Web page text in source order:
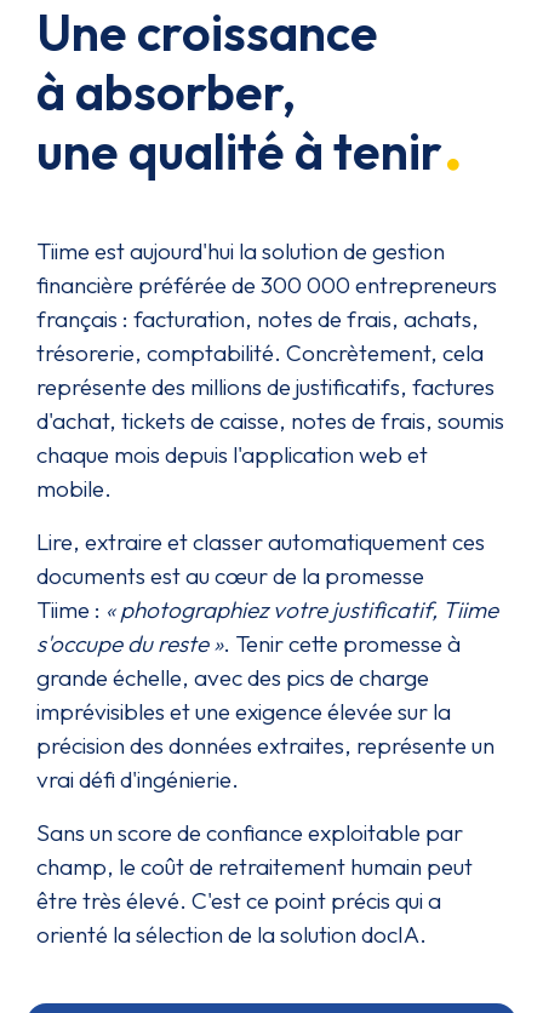
Une croissance
à absorber,
une qualité à tenir
Tiime est aujourd'hui la solution de gestion
financière préférée de 300 000 entrepreneurs
français : facturation, notes de frais, achats,
trésorerie, comptabilité. Concrètement, cela
représente des millions de justificatifs, factures
d'achat, tickets de caisse, notes de frais, soumis
chaque mois depuis l'application web et
mobile.
Lire, extraire et classer automatiquement ces
documents est au cœur de la promesse
Tiime : « photographiez votre justificatif, Tiime
s'occupe du reste ». Tenir cette promesse à
grande échelle, avec des pics de charge
imprévisibles et une exigence élevée sur la
précision des données extraites, représente un
vrai défi d'ingénierie.
Sans un score de confiance exploitable par
champ, le coût de retraitement humain peut
être très élevé. C'est ce point précis qui a
orienté la sélection de la solution docIA.